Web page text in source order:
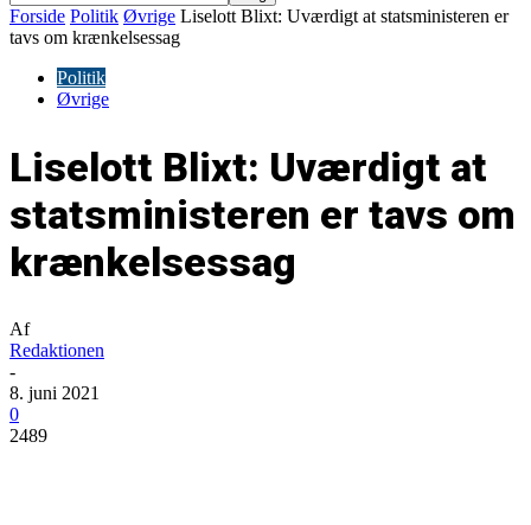
Forside Politik Øvrige Liselott Blixt: Uværdigt at statsministeren er
tavs om krænkelsessag
Politik
Øvrige
Liselott Blixt: Uværdigt at
statsministeren er tavs om
krænkelsessag
Af
Redaktionen
-
8. juni 2021
0
2489